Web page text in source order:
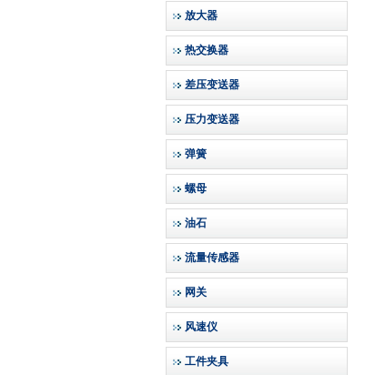
放大器
热交换器
差压变送器
压力变送器
弹簧
螺母
油石
流量传感器
网关
风速仪
工件夹具